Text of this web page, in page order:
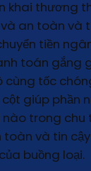
khai thương
an toàn và
tiền
toán gắng
cùng tốc
giúp phần
trong chu
toàn và tin
buồng loại.